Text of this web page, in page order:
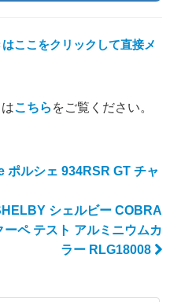
ここをクリックして直接メ
こちら をご覧ください。
ルシェ 934RSR GT チャ
シェルビー COBRA
ペ テスト アルミニウムカ
ラー RLG18008